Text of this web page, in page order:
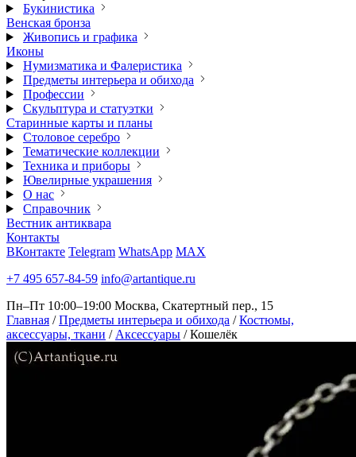
Букинистика
Венская бронза
Живопись и графика
Иконы
Нумизматика и Фалеристика
Предметы интерьера и обихода
Профессии
Скульптура и статуэтки
Старинные карты и планы
Столовое серебро
Тематические коллекции
Техника и приборы
Ювелирные украшения
О нас
Справочник
Вестник антиквара
Контакты
ВКонтакте Telegram WhatsApp MAX
+7 495 657-84-59 info@artantique.ru
Пн–Пт 10:00–19:00 Москва, Скатертный пер., 15
Главная / Предметы интерьера и обихода / Костюмы,
аксессуары, ткани / Аксессуары / Кошелёк